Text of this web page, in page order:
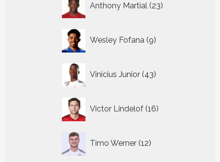
Anthony Martial 23
producten
Wesley Fofana 9
producten
Vinicius Junior 43
producten
Victor Lindelof 16
producten
Timo Werner 12
producten